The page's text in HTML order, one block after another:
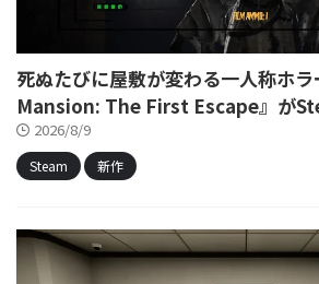
死ぬたびに屋敷が変わる一人称ホ
Mansion: The First Escape』が
2026/8/9
Steam 新作